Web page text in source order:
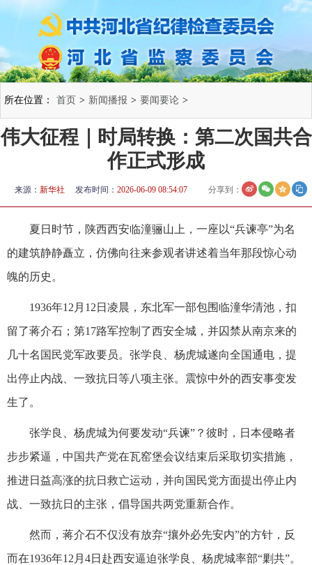
所在位置： 首页 > 新闻播报 > 要闻要论 >
伟大征程｜时局转换：第二次国共合
作正式形成
来源： 新华社 发布时间： 2026-06-09 08:54:07 分享到：
夏日时节，陕西西安临潼骊山上，一座以“兵谏亭”为名
的建筑静静矗立，仿佛向往来参观者讲述着当年那段惊心动
魄的历史。
1936年12月12日凌晨，东北军一部包围临潼华清池，扣
留了蒋介石；第17路军控制了西安全城，并囚禁从南京来的
几十名国民党军政要员。张学良、杨虎城遂向全国通电，提
出停止内战、一致抗日等八项主张。震惊中外的西安事变发
生了。
张学良、杨虎城为何要发动“兵谏”？彼时，日本侵略者
步步紧逼，中国共产党在瓦窑堡会议结束后采取切实措施，
推进日益高涨的抗日救亡运动，并向国民党方面提出停止内
战、一致抗日的主张，倡导国共两党重新合作。
然而，蒋介石不仅没有放弃“攘外必先安内”的方针，反
而在1936年12月4日赴西安逼迫张学良、杨虎城率部“剿共”。